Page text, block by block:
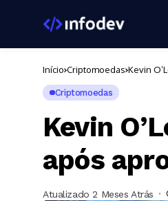
Início Criptomoedas Kevin
Criptomoedas
Kevin
após
Atualizado 2 Meses Atrás